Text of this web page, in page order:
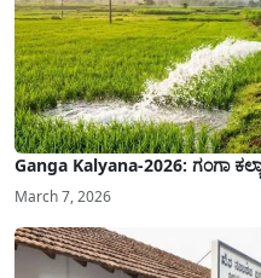
Ganga Kalyana-2026: ಗಂಗಾ
March 7, 2026